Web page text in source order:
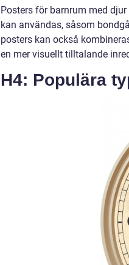
Posters för barnrum med
kan användas, såsom
posters kan också
en mer visuellt tilltalande
H4: Populära